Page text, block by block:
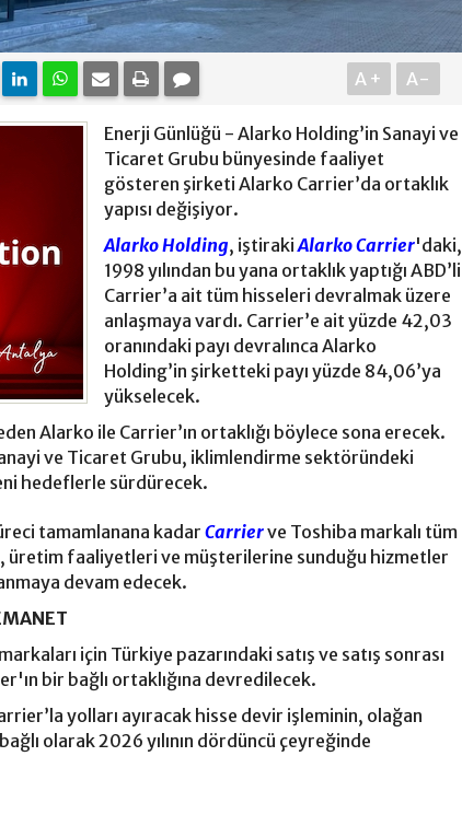
A+ A-
Enerji Günlüğü - Alarko Holding’in Sanayi ve
Ticaret Grubu bünyesinde faaliyet
gösteren şirketi Alarko Carrier’da ortaklık
yapısı değişiyor.
Alarko Holding, iştirakiAlarko Carrier'daki,
1998 yılından bu yana ortaklık yaptığı ABD’li
Carrier’a ait tüm hisseleri devralmak üzere
anlaşmaya vardı. Carrier’e ait yüzde 42,03
oranındaki payı devralınca Alarko
Holding’in şirketteki payı yüzde 84,06’ya
yükselecek.
Alarko ile Carrier’ın ortaklığı böylece sona erecek.
ve Ticaret Grubu, iklimlendirme sektöründeki
hedeflerle sürdürecek.
tamamlanana kadar Carrierve Toshiba markalı tüm
üretim faaliyetleri ve müşterilerine sunduğu hizmetler
devam edecek.
markaları için Türkiye pazarındaki satış ve satış sonrası
bir bağlı ortaklığına devredilecek.
yolları ayıracak hisse devir işleminin, olağan
olarak 2026 yılının dördüncü çeyreğinde